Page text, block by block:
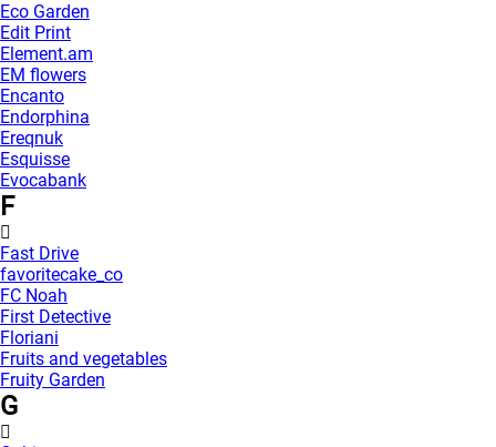
Eco Garden
Edit Print
Element.am
EM flowers
Encanto
Endorphina
Ereqnuk
Esquisse
Evocabank
F
Fast Drive
favoritecake_co
FC Noah
First Detective
Floriani
Fruits and vegetables
Fruity Garden
G